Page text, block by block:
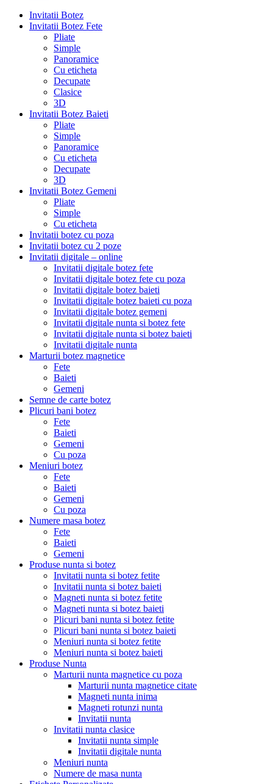
Invitatii Botez
Invitatii Botez Fete
Pliate
Simple
Panoramice
Cu eticheta
Decupate
Clasice
3D
Invitatii Botez Baieti
Pliate
Simple
Panoramice
Cu eticheta
Decupate
3D
Invitatii Botez Gemeni
Pliate
Simple
Cu eticheta
Invitatii botez cu poza
Invitatii botez cu 2 poze
Invitatii digitale – online
Invitatii digitale botez fete
Invitatii digitale botez fete cu poza
Invitatii digitale botez baieti
Invitatii digitale botez baieti cu poza
Invitatii digitale botez gemeni
Invitatii digitale nunta si botez fete
Invitatii digitale nunta si botez baieti
Invitatii digitale nunta
Marturii botez magnetice
Fete
Baieti
Gemeni
Semne de carte botez
Plicuri bani botez
Fete
Baieti
Gemeni
Cu poza
Meniuri botez
Fete
Baieti
Gemeni
Cu poza
Numere masa botez
Fete
Baieti
Gemeni
Produse nunta si botez
Invitatii nunta si botez fetite
Invitatii nunta si botez baieti
Magneti nunta si botez fetite
Magneti nunta si botez baieti
Plicuri bani nunta si botez fetite
Plicuri bani nunta si botez baieti
Meniuri nunta si botez fetite
Meniuri nunta si botez baieti
Produse Nunta
Marturii nunta magnetice cu poza
Marturii nunta magnetice citate
Magneti nunta inima
Magneti rotunzi nunta
Invitatii nunta
Invitatii nunta clasice
Invitatii nunta simple
Invitatii digitale nunta
Meniuri nunta
Numere de masa nunta